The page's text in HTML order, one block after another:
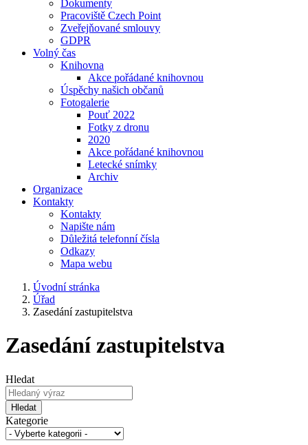
Dokumenty
Pracoviště Czech Point
Zveřejňované smlouvy
GDPR
Volný čas
Knihovna
Akce pořádané knihovnou
Úspěchy našich občanů
Fotogalerie
Pouť 2022
Fotky z dronu
2020
Akce pořádané knihovnou
Letecké snímky
Archiv
Organizace
Kontakty
Kontakty
Napište nám
Důležitá telefonní čísla
Odkazy
Mapa webu
Úvodní stránka
Úřad
Zasedání zastupitelstva
Zasedání zastupitelstva
Hledat
Hledat
Kategorie